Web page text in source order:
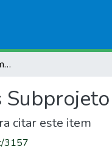
Projeto Estudo dos Garimpos Brasileiros Subprojeto Alto Paraguai
citar este item
3157